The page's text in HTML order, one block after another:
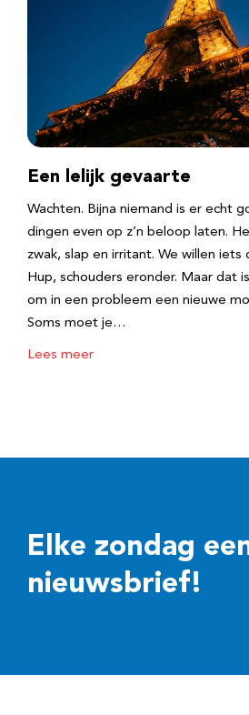
Een lelijk gevaarte
Wachten. Bijna niemand is er echt
dingen even op z’n beloop laten.
zwak, slap en irritant. We willen iets
Hup, schouders eronder. Maar dat
om in een probleem een nieuwe
Soms moet je…
Lees meer
Elke zondag
nieuwsbrief!